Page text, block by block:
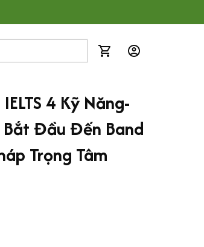
4 Kỹ Năng-
Đầu Đến Band
Trọng Tâm